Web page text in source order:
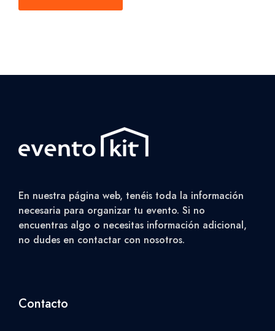
En nuestra página web, tenéis toda la información
necesaria para organizar tu evento. Si no
encuentras algo o necesitas información adicional,
no dudes en contactar con nosotros.
Contacto